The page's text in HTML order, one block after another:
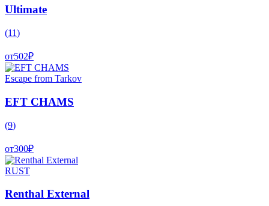
Ultimate
(11)
от502₽
Escape from Tarkov
EFT CHAMS
(9)
от300₽
RUST
Renthal External